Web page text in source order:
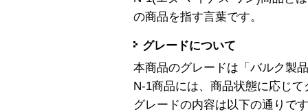
の商品を指す言葉です。
グレードについて
本商品のグレードは「バルク製
N-1商品には、商品状態に応じ
グレードの内容は以下の通りで